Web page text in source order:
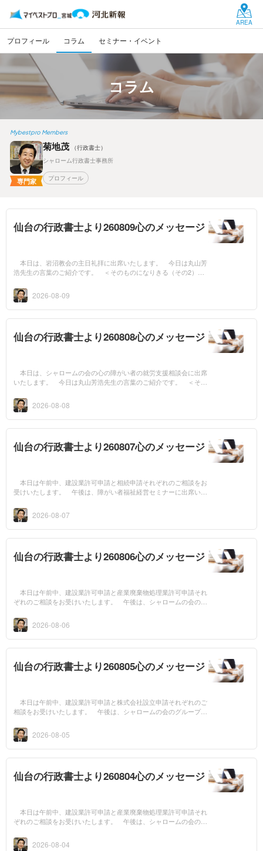
AREA
プロフィール コラム セミナー・イベント
コラム
Mybestpro Members
専門家
菊地茂
（行政書士）
シャローム行政書士事務所
プロフィール
仙台の行政書士より260809心のメッセージ
本日は、岩沼教会の主日礼拝に出席いたします。 今日は丸山芳
浩先生の言葉のご紹介です。 ＜そのものになりきる（その2）
示や、ポジティ...
2026-08-09
仙台の行政書士より260808心のメッセージ
本日は、シャロームの会の心の障がい者の就労支援相談会に出席
いたします。 今日は丸山芳浩先生の言葉のご紹介です。 ＜その
技術、コンセ...
2026-08-08
仙台の行政書士より260807心のメッセージ
本日は午前中、建設業許可申請と相続申請それぞれのご相談をお
受けいたします。 午後は、障がい者福祉経営セミナーに出席いた
え（その3）...2026-08-07
仙台の行政書士より260806心のメッセージ
本日は午前中、建設業許可申請と産業廃棄物処理業許可申請それ
ぞれのご相談をお受けいたします。 午後は、シャロームの会の研
紹介です。 ...
2026-08-06
仙台の行政書士より260805心のメッセージ
本日は午前中、建設業許可申請と株式会社設立申請それぞれのご
相談をお受けいたします。 午後は、シャロームの会のグループホ
紹介です。 ...
2026-08-05
仙台の行政書士より260804心のメッセージ
本日は午前中、建設業許可申請と産業廃棄物処理業許可申請それ
ぞれのご相談をお受けいたします。 午後は、シャロームの会の会
の言葉のご紹介...
2026-08-04